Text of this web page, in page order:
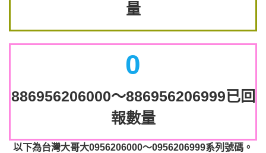
量
0
886956206000～886956206999已回
報數量
以下為台灣大哥大0956206000～0956206999系列號碼。